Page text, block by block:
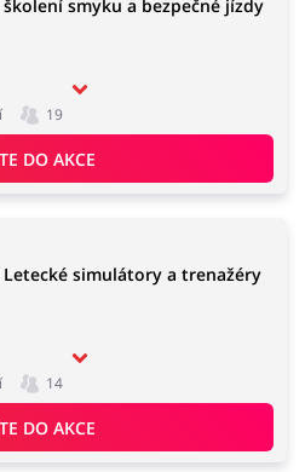
smyku a bezpečné jízdy
19
DO AKCE
simulátory a trenažéry
14
DO AKCE